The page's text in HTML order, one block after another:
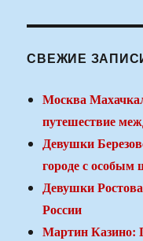
СВЕЖИЕ
Москва
путешествие
Девушки
городе с
Девушки
России
Мартин Казино: